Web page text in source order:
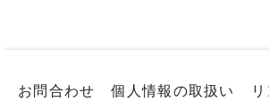
お問合わせ 個人情報の取扱い